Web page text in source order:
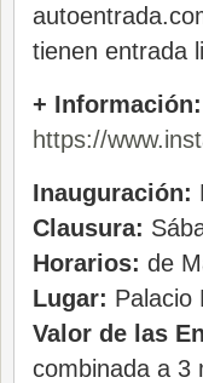
tienen entrada
+ Información:
https://
Inauguración:
Clausura:
Horarios: de
Lugar: Palacio
Valor de las
combinada a 3